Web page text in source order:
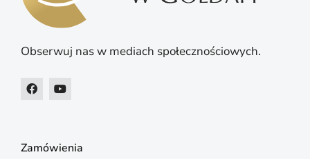
Obserwuj nas w mediach społecznościowych.
Zamówienia